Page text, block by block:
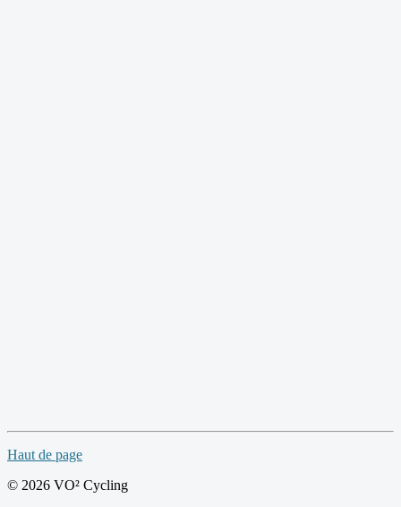
Haut de page
© 2026 VO² Cycling